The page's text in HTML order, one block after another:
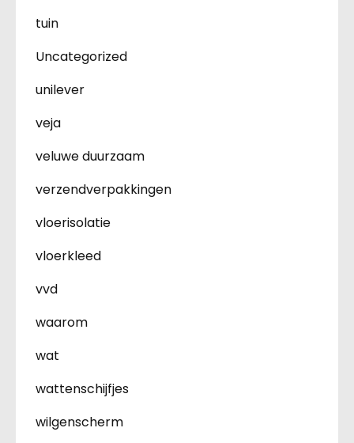
tuin
Uncategorized
unilever
veja
veluwe duurzaam
verzendverpakkingen
vloerisolatie
vloerkleed
vvd
waarom
wat
wattenschijfjes
wilgenscherm